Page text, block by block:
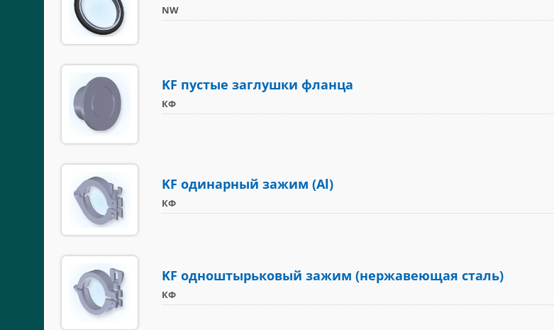
NW
KF пустые заглушки фланца
КФ
KF одинарный зажим (Al)
КФ
KF одноштырьковый зажим (нержавеющая сталь)
КФ